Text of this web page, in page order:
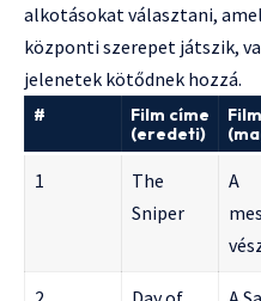
alkotásokat választani,
központi szerepet játszik,
jelenetek kötődnek hozzá.
#
Film címe
(eredeti)
1
The
Sniper
A